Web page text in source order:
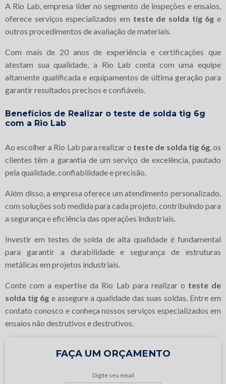
A Rio Lab, empresa líder no segmento de inspeções e ensaios,
oferece serviços especializados em teste de solda tig 6g e
outros procedimentos de avaliação de materiais.
Com mais de 20 anos de experiência e certificações que
atestam sua qualidade, a Rio Lab conta com uma equipe
altamente qualificada e equipamentos de última geração para
garantir resultados precisos e confiáveis.
Benefícios de Realizar o teste de solda tig 6g
com a Rio Lab
Ao escolher a Rio Lab para realizar o teste de solda tig 6g, os
clientes têm a garantia de um serviço de excelência, pautado
pela qualidade, confiabilidade e precisão.
Além disso, a empresa oferece um atendimento personalizado,
com soluções sob medida para cada projeto, contribuindo para
a segurança e eficiência das operações industriais.
Investir em testes de solda de alta qualidade é fundamental
para garantir a durabilidade e segurança de estruturas
metálicas em projetos industriais.
Conte com a expertise da Rio Lab para realizar o teste de
solda tig 6g e assegure a qualidade das suas soldas. Entre em
contato conosco e conheça nossos serviços especializados em
ensaios não destrutivos e destrutivos.
FAÇA UM ORÇAMENTO
Digite seu email